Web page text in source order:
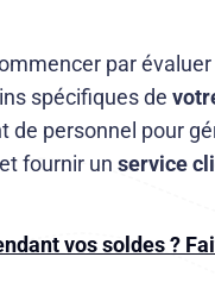
par
spécifiques de
de personnel pour
fournir un service
vos soldes ?